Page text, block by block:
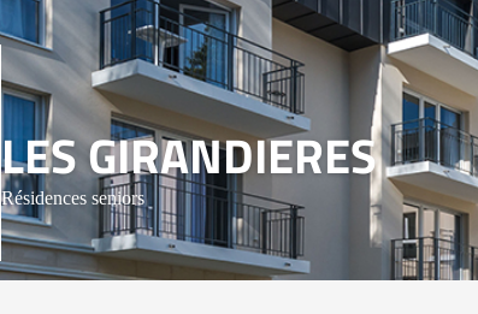
LES GIRANDIERES
Résidences seniors